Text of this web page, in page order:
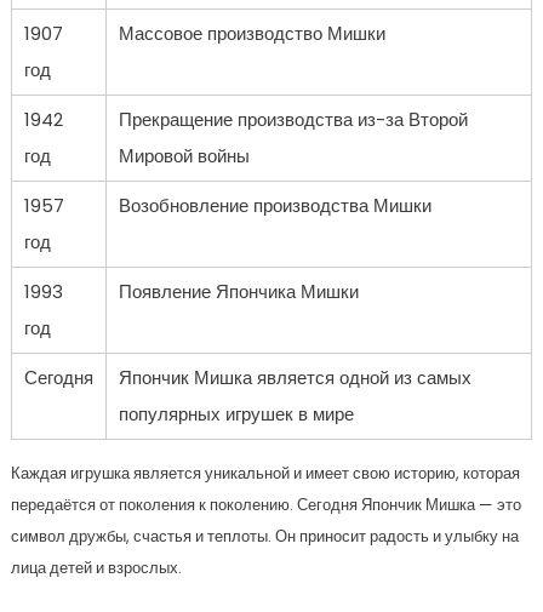
1907
год
Массовое производство Мишки
1942
год
Прекращение производства из-за Второй
Мировой войны
1957
год
Возобновление производства Мишки
1993
год
Появление Япончика Мишки
Сегодня
Япончик Мишка является одной из самых
популярных игрушек в мире
Каждая игрушка является уникальной и имеет свою историю, которая
передаётся от поколения к поколению. Сегодня Япончик Мишка — это
символ дружбы, счастья и теплоты. Он приносит радость и улыбку на
лица детей и взрослых.